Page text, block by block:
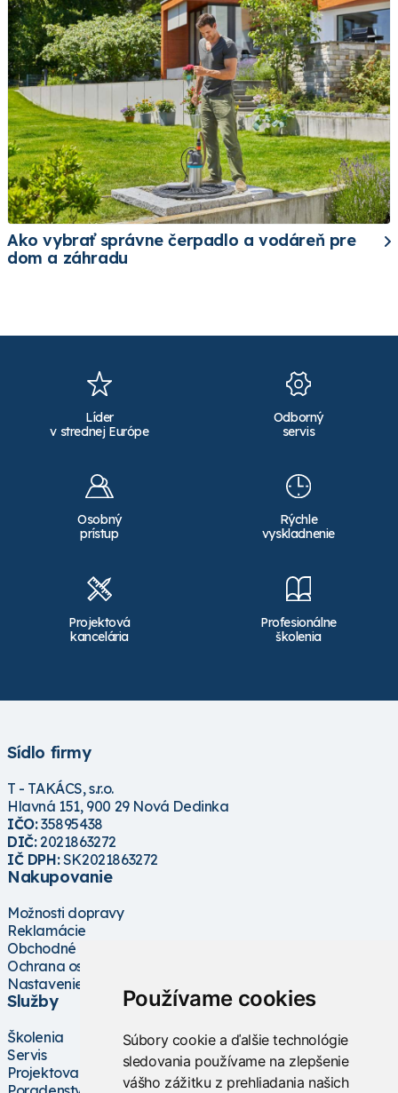
Používame cookies
Súbory cookie a ďalšie technológie
sledovania používame na zlepšenie
vášho zážitku z prehliadania našich
Ako vybrať správne čerpadlo a vodáreň pre
dom a záhradu
Líder
v strednej Európe
Odborný
servis
Osobný
prístup
Rýchle
vyskladnenie
Projektová
kancelária
Profesionálne
školenia
Sídlo firmy
T - TAKÁCS, s.r.o.
Hlavná 151, 900 29 Nová Dedinka
IČO:35895438
DIČ:2021863272
IČ DPH:SK2021863272
Nakupovanie
Možnosti dopravy
Reklamácie
Obchodné podmienky
Ochrana osobných údajov
Nastavenie cookies
Služby
Školenia
Servis
Projektovanie